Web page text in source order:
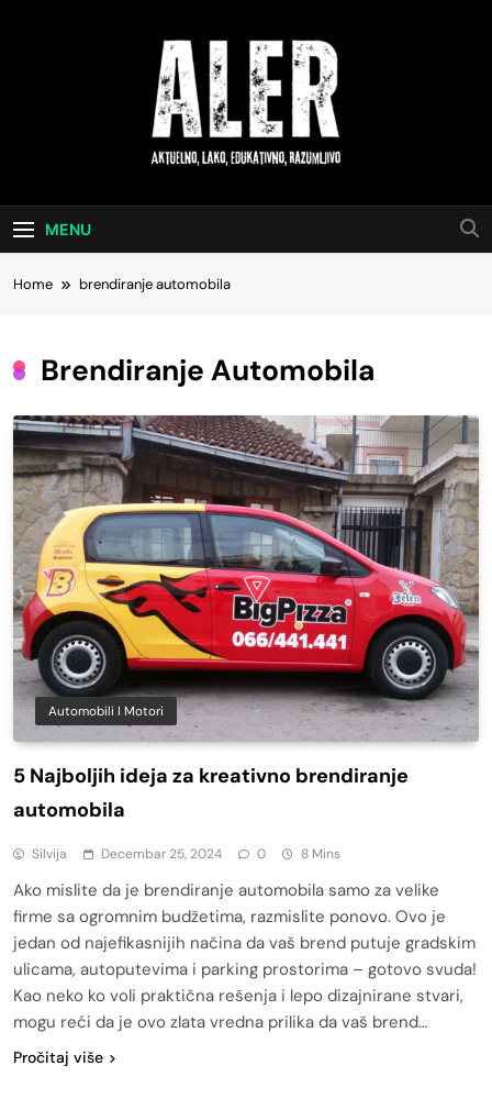
Aktuelno, Lako,
Edukativno,
Razumljivo
MENU
Home brendiranje automobila
Brendiranje Automobila
Automobili I Motori
5 Najboljih ideja za kreativno brendiranje
automobila
Silvija Decembar 25, 2024 0 8 Mins
Ako mislite da je brendiranje automobila samo za velike
firme sa ogromnim budžetima, razmislite ponovo. Ovo je
jedan od najefikasnijih načina da vaš brend putuje gradskim
ulicama, autoputevima i parking prostorima – gotovo svuda!
Kao neko ko voli praktična rešenja i lepo dizajnirane stvari,
mogu reći da je ovo zlata vredna prilika da vaš brend…
Pročitaj više